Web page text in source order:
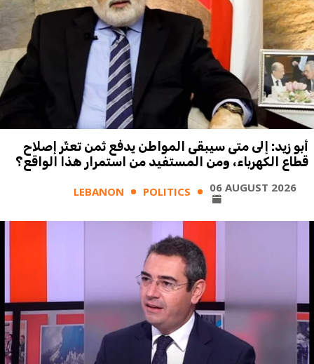
أبو زيد: إلى متى سيبقى المواطن يدفع ثمن تعثّر إصلاح
قطاع الكهرباء، ومن المستفيد من استمرار هذا الواقع؟
LEBANON POLITICS 06 AUGUST 2026